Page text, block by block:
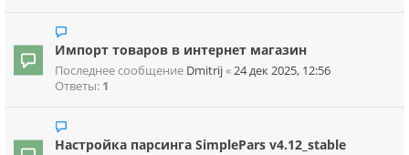
Импорт товаров в интернет магазин
Последнее сообщение Dmitrij«24 дек 2025, 12:56
Ответы: 1
Настройка парсинга SimplePars v4.12_stable